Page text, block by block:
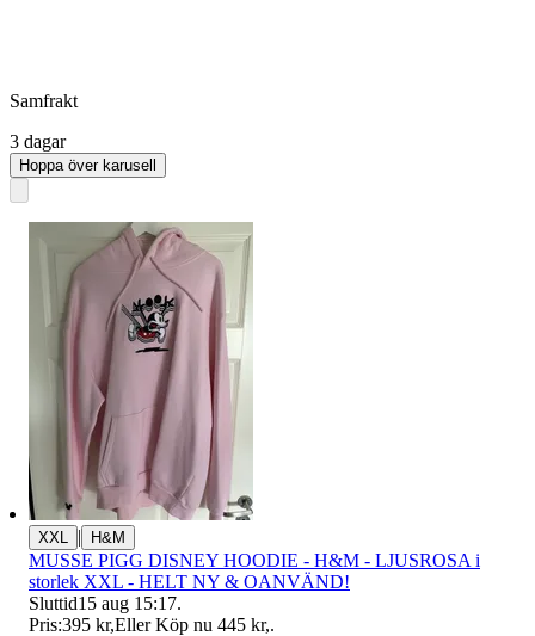
Samfrakt
3 dagar
Hoppa över karusell
XXL | H&M
MUSSE PIGG DISNEY HOODIE - H&M - LJUSROSA i
storlek XXL - HELT NY & OANVÄND!
Sluttid15 aug 15:17.
Pris:395 kr,Eller Köp nu 445 kr,.